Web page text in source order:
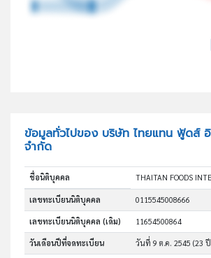
ข้อมูลทั่วไปของ บริษัท ไทยแทน ฟู้ดส์ อิ
จำกัด
ชื่อนิติบุคคล
เลขทะเบียนนิติบุคคล 0115545008666
เลขทะเบียนนิติบุคคล (เดิม) 11654500864
วันเดือนปีที่จดทะเบียน วันที่ 9 ต.ค. 2545(23